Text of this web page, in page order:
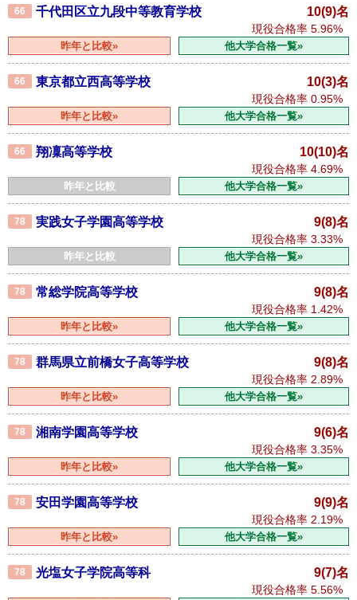
66 千代田区立九段中等教育学校 10(9)名
現役合格率 5.96%
昨年と比較» 他大学合格一覧»
66 東京都立西高等学校 10(3)名
現役合格率 0.95%
昨年と比較» 他大学合格一覧»
66 翔凜高等学校 10(10)名
現役合格率 4.69%
昨年と比較 他大学合格一覧»
78 実践女子学園高等学校 9(8)名
現役合格率 3.33%
昨年と比較 他大学合格一覧»
78 常総学院高等学校 9(8)名
現役合格率 1.42%
昨年と比較» 他大学合格一覧»
78 群馬県立前橋女子高等学校 9(8)名
現役合格率 2.89%
昨年と比較» 他大学合格一覧»
78 湘南学園高等学校 9(6)名
現役合格率 3.35%
昨年と比較» 他大学合格一覧»
78 安田学園高等学校 9(9)名
現役合格率 2.19%
昨年と比較» 他大学合格一覧»
78 光塩女子学院高等科 9(7)名
現役合格率 5.56%